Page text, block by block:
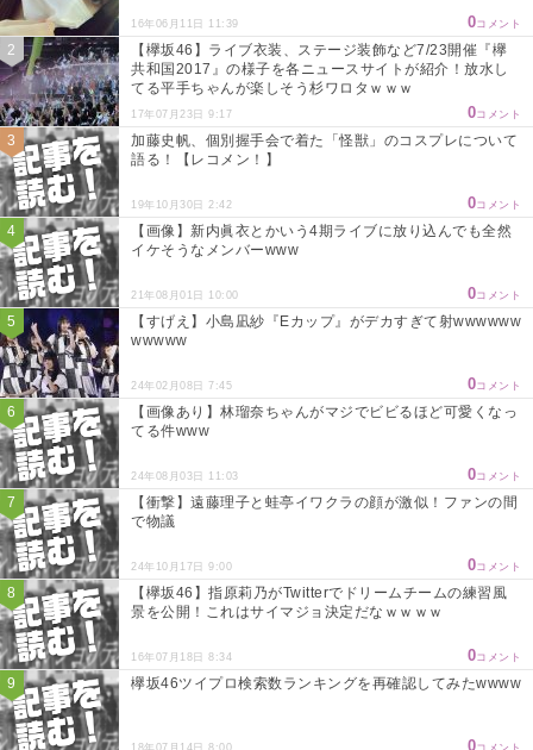
16年06月11日 11:39 0コメント
【欅坂46】ライブ衣装、ステージ装飾など7/23開催『欅
共和国2017』の様子を各ニュースサイトが紹介！放水し
てる平手ちゃんが楽しそう杉ワロタｗｗｗ
17年07月23日 9:17 0コメント
加藤史帆、個別握手会で着た「怪獣」のコスプレについて
語る！【レコメン！】
19年10月30日 2:42 0コメント
【画像】新内眞衣とかいう4期ライブに放り込んでも全然
イケそうなメンバーwww
21年08月01日 10:00 0コメント
【すげえ】小島凪紗『Eカップ』がデカすぎて射wwwwww
wwwww
24年02月08日 7:45 0コメント
【画像あり】林瑠奈ちゃんがマジでビビるほど可愛くなっ
てる件www
24年08月03日 11:03 0コメント
【衝撃】遠藤理子と蛙亭イワクラの顔が激似！ファンの間
で物議
24年10月17日 9:00 0コメント
【欅坂46】指原莉乃がTwitterでドリームチームの練習風
景を公開！これはサイマジョ決定だなｗｗｗｗ
16年07月18日 8:34 0コメント
欅坂46ツイプロ検索数ランキングを再確認してみたwwww
18年07月14日 8:00 0コメント